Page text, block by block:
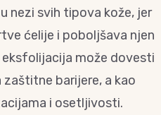
nezi svih tipova kože, jer
ćelije i poboljšava njen
može dovesti
barijere, a kao
i osetljivosti.